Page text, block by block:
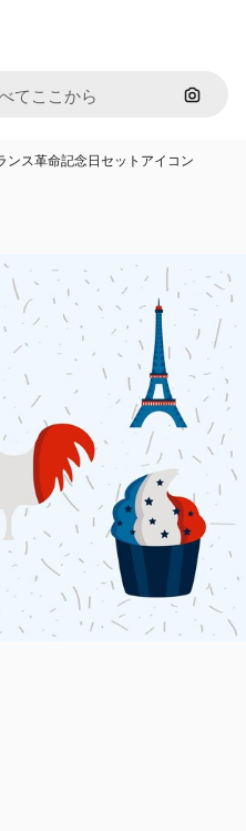
画像で
ンス革命記念日セットアイコン